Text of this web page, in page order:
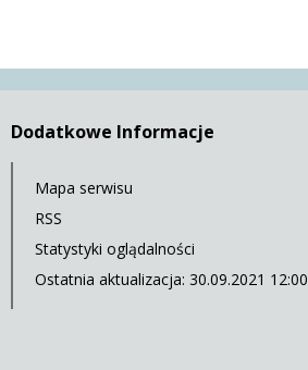
Dodatkowe Informacje
Mapa serwisu
RSS
Statystyki oglądalności
Ostatnia aktualizacja: 30.09.2021 12:00